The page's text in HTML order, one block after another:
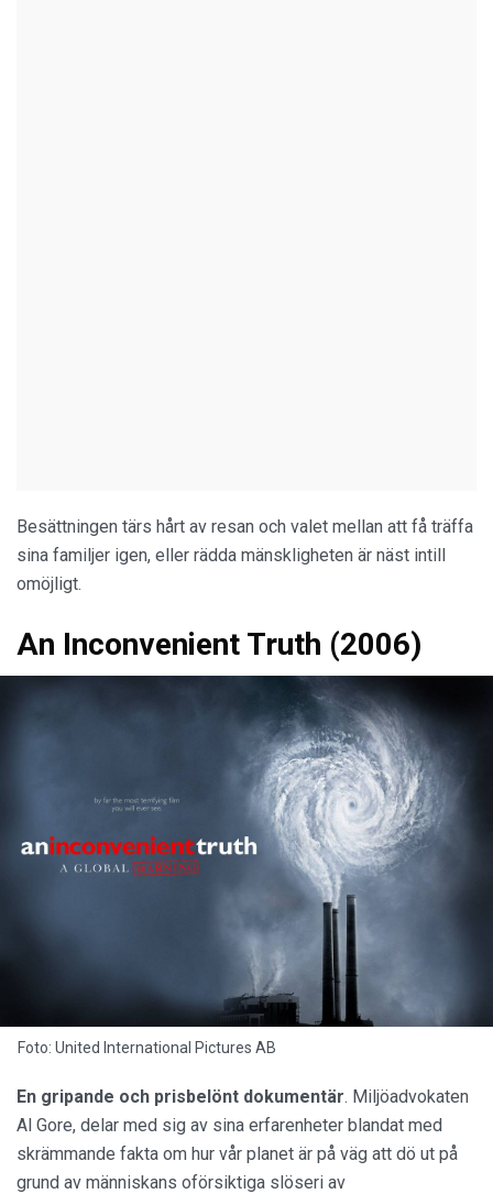
Besättningen tärs hårt av resan och valet mellan att få träffa
sina familjer igen, eller rädda mänskligheten är näst intill
omöjligt.
An Inconvenient Truth (2006)
Foto: United International Pictures AB
En gripande och prisbelönt dokumentär. Miljöadvokaten
Al Gore, delar med sig av sina erfarenheter blandat med
skrämmande fakta om hur vår planet är på väg att dö ut på
grund av människans oförsiktiga slöseri av